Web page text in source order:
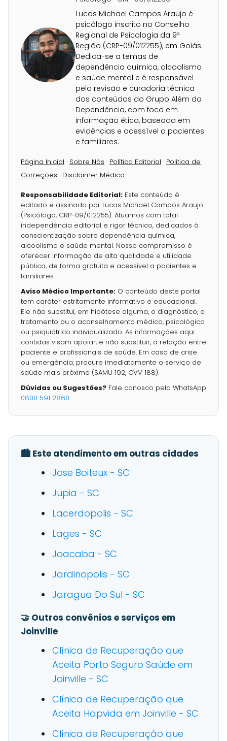
Lucas Michael Campos Araujo é
psicólogo inscrito no Conselho
Regional de Psicologia da 9ª
Região (CRP-09/012255), em Goiás.
Dedica-se a temas de
dependência química, alcoolismo
e saúde mental e é responsável
pela revisão e curadoria técnica
dos conteúdos do Grupo Além da
Dependência, com foco em
informação ética, baseada em
evidências e acessível a pacientes
e familiares.
Página Inicial · Sobre Nós · Política Editorial · Política de
Correções · Disclaimer Médico
Responsabilidade Editorial: Este conteúdo é
editado e assinado por Lucas Michael Campos Araujo
(Psicólogo, CRP-09/012255). Atuamos com total
independência editorial e rigor técnico, dedicados à
conscientização sobre dependência química,
alcoolismo e saúde mental. Nosso compromisso é
oferecer informação de alta qualidade e utilidade
pública, de forma gratuita e acessível a pacientes e
familiares.
Aviso Médico Importante: O conteúdo deste portal
tem caráter estritamente informativo e educacional.
Ele não substitui, em hipótese alguma, o diagnóstico, o
tratamento ou o aconselhamento médico, psicológico
ou psiquiátrico individualizado. As informações aqui
contidas visam apoiar, e não substituir, a relação entre
paciente e profissionais de saúde. Em caso de crise
ou emergência, procure imediatamente o serviço de
saúde mais próximo (SAMU 192, CVV 188).
Dúvidas ou Sugestões? Fale conosco pelo WhatsApp
0800 591 2860.
🏙️ Este atendimento em outras cidades
Jose Boiteux - SC
Jupia - SC
Lacerdopolis - SC
Lages - SC
Joacaba - SC
Jardinopolis - SC
Jaragua Do Sul - SC
🤝 Outros convênios e serviços em
Joinville
Clínica de Recuperação que
Aceita Porto Seguro Saúde em
Joinville - SC
Clínica de Recuperação que
Aceita Hapvida em Joinville - SC
Clínica de Recuperação que